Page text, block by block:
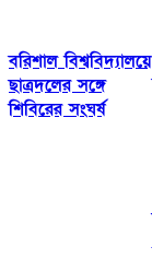
বরিশাল বিশ্ববিদ্যালয়ে
ছাত্রদলের সঙ্গে
শিবিরের সংঘর্ষ